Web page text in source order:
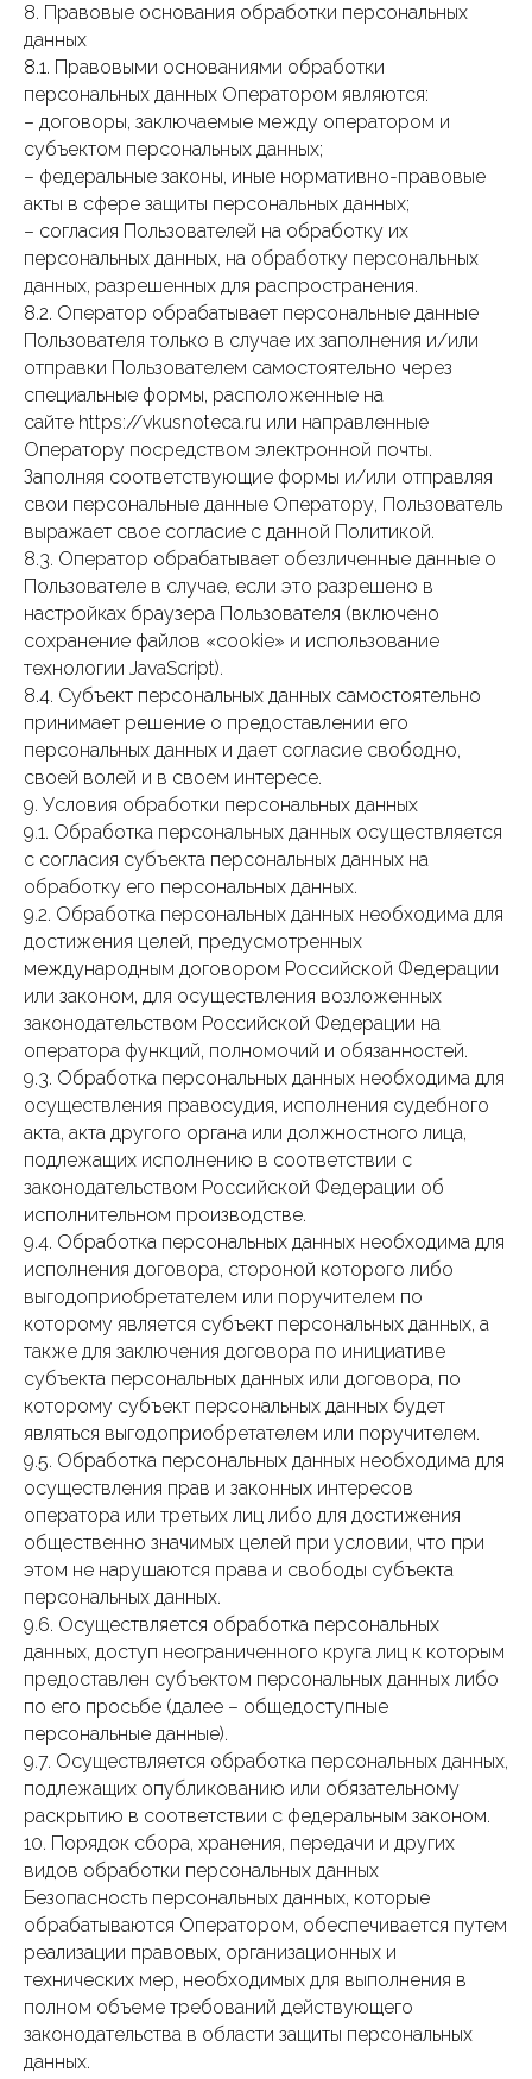
8. Правовые основания обработки персональных
данных
8.1. Правовыми основаниями обработки
персональных данных Оператором являются:
– договоры, заключаемые между оператором и
субъектом персональных данных;
– федеральные законы, иные нормативно-правовые
акты в сфере защиты персональных данных;
– согласия Пользователей на обработку их
персональных данных, на обработку персональных
данных, разрешенных для распространения.
8.2. Оператор обрабатывает персональные данные
Пользователя только в случае их заполнения и/или
отправки Пользователем самостоятельно через
специальные формы, расположенные на
сайте https://vkusnoteca.ru или направленные
Оператору посредством электронной почты.
Заполняя соответствующие формы и/или отправляя
свои персональные данные Оператору, Пользователь
выражает свое согласие с данной Политикой.
8.3. Оператор обрабатывает обезличенные данные о
Пользователе в случае, если это разрешено в
настройках браузера Пользователя (включено
сохранение файлов «cookie» и использование
технологии JavaScript).
8.4. Субъект персональных данных самостоятельно
принимает решение о предоставлении его
персональных данных и дает согласие свободно,
своей волей и в своем интересе.
9. Условия обработки персональных данных
9.1. Обработка персональных данных осуществляется
с согласия субъекта персональных данных на
обработку его персональных данных.
9.2. Обработка персональных данных необходима для
достижения целей, предусмотренных
международным договором Российской Федерации
или законом, для осуществления возложенных
законодательством Российской Федерации на
оператора функций, полномочий и обязанностей.
9.3. Обработка персональных данных необходима для
осуществления правосудия, исполнения судебного
акта, акта другого органа или должностного лица,
подлежащих исполнению в соответствии с
законодательством Российской Федерации об
исполнительном производстве.
9.4. Обработка персональных данных необходима для
исполнения договора, стороной которого либо
выгодоприобретателем или поручителем по
которому является субъект персональных данных, а
также для заключения договора по инициативе
субъекта персональных данных или договора, по
которому субъект персональных данных будет
являться выгодоприобретателем или поручителем.
9.5. Обработка персональных данных необходима для
осуществления прав и законных интересов
оператора или третьих лиц либо для достижения
общественно значимых целей при условии, что при
этом не нарушаются права и свободы субъекта
персональных данных.
9.6. Осуществляется обработка персональных
данных, доступ неограниченного круга лиц к которым
предоставлен субъектом персональных данных либо
по его просьбе (далее – общедоступные
персональные данные).
9.7. Осуществляется обработка персональных данных,
подлежащих опубликованию или обязательному
раскрытию в соответствии с федеральным законом.
10. Порядок сбора, хранения, передачи и других
видов обработки персональных данных
Безопасность персональных данных, которые
обрабатываются Оператором, обеспечивается путем
реализации правовых, организационных и
технических мер, необходимых для выполнения в
полном объеме требований действующего
законодательства в области защиты персональных
данных.